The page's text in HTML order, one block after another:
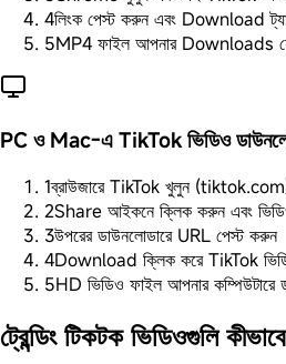
4লিংক পেস্ট করুন এবং Download
5MP4 ফাইল আপনার Downloads
PC ও Mac-এ TikTok ভিডিও
1ব্রাউজারে TikTok খুলুন
2Share আইকনে ক্লিক করুন এবং
3উপরের ডাউনলোডারে URL পেস্ট করুন
4Download ক্লিক করে TikTok
5HD ভিডিও ফাইল আপনার কম্পিউটারে
ট্রেন্ডিং টিকটক ভিডিওগুলি